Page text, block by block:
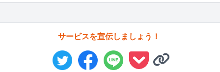
サービスを宣伝しましょう！